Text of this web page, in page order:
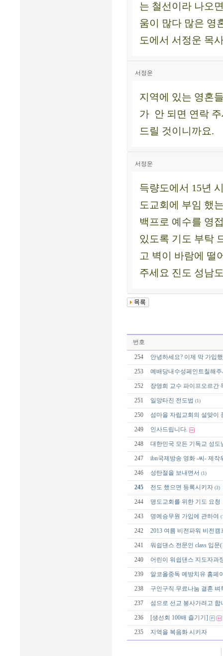
는 철선이라 나오
움이 많다 많은 영
도에서 서정운 목
서정운
지역에 있는 영혼
가 안 되면 연락
드릴 것이니까요.
서정운
득량도에서 15년
도교회에 부임 했
백프로 예수를 영
있도록 기도 부탁
고 벽이 바람에 떨
주세요 진도 성남
번호
254 안녕하세요? 이제 막 가입
253 예배당내수성페인트칠해
252 장영희 교수 파이프오르간
251 일망타진 전도법 (1)
250 섬마을 자립교회의 설맞이
249 인사드립니다.
248 대한민국 모든 기독교 성
247 ibn국제방송 영화 -씨- 제작
246 성탄절을 보내면서 (1)
245 전도 했으면 등록시키자 (3)
244 명도교회를 위한 기도 요청
243 명예승무원 가입에 관하여
242 2013 여름 비전파워 비전
241 워쉽댄스 전문인 class 입
240 어린이 워쉽댄스 지도자과
239 알코올중독 예방치유 홈페
238 구인구직 무료나눔 결혼 벼
237 섬으로 선교 봉사가려고 합
236 [생선회 100배 즐기기]
235 지역을 복음화 시키자